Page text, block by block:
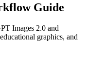
Guide
Images 2.0 and
graphics, and